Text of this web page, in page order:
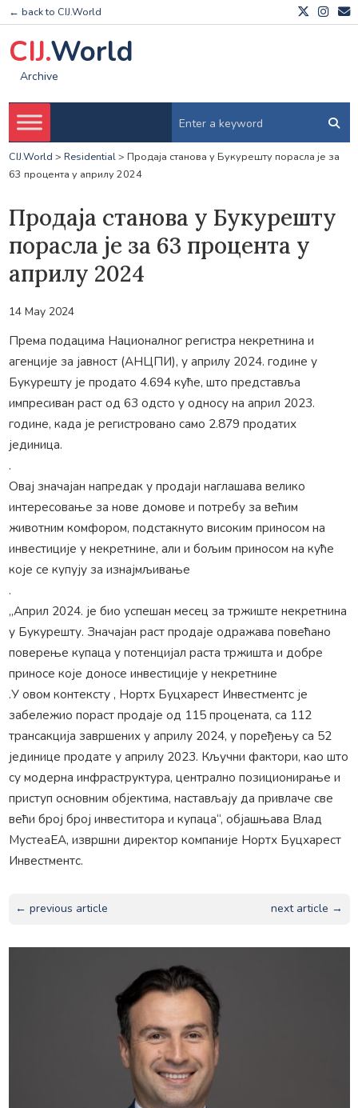
← back to CIJ.World
CIJ.World
Archive
CIJ.World > Residential> Продаја станова у Букурешту порасла је за
63 процента у априлу 2024
Продаја станова у Букурешту
порасла је за 63 процента у
априлу 2024
14 May 2024
Према подацима Националног регистра некретнина и
агенције за јавност (АНЦПИ), у априлу 2024. године у
Букурешту је продато 4.694 куће, што представља
импресиван раст од 63 одсто у односу на април 2023.
године, када је регистровано само 2.879 продатих
јединица.
.
Овај значајан напредак у продаји наглашава велико
интересовање за нове домове и потребу за већим
животним комфором, подстакнуто високим приносом на
инвестиције у некретнине, али и бољим приносом на куће
које се купују за изнајмљивање
.
„Април 2024. је био успешан месец за тржиште некретнина
у Букурешту. Значајан раст продаје одражава повећано
поверење купаца у потенцијал раста тржишта и добре
приносе које доносе инвестиције у некретнине
.У овом контексту , Нортх Буцхарест Инвестментс је
забележио пораст продаје од 115 процената, са 112
трансакција завршених у априлу 2024, у поређењу са 52
јединице продате у априлу 2023. Кључни фактори, као што
су модерна инфраструктура, централно позиционирање и
приступ основним објектима, настављају да привлаче све
већи број број инвеститора и купаца“, објашњава Влад
МустеаЕА, извршни директор компаније Нортх Буцхарест
Инвестментс.
← previous article next article →